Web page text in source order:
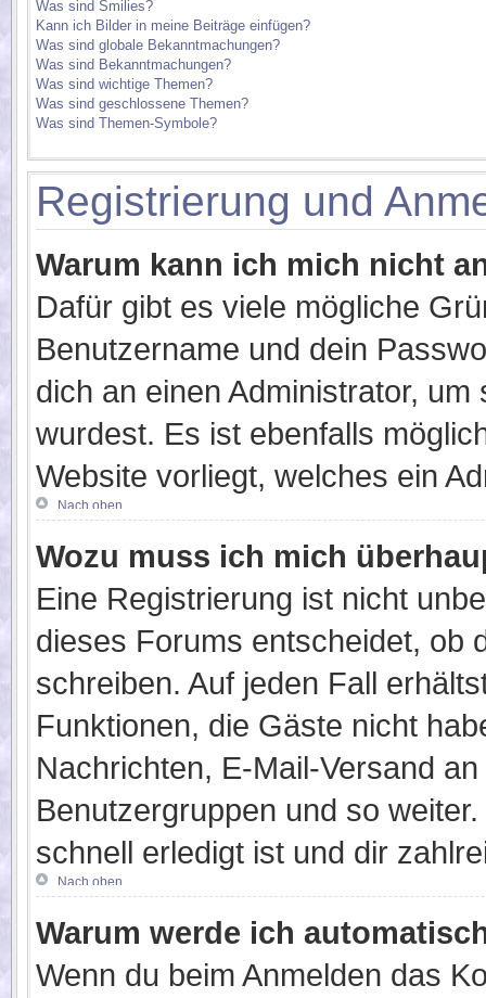
Was sind Smilies?
Kann ich Bilder in meine Beiträge einfügen?
Was sind globale Bekanntmachungen?
Was sind Bekanntmachungen?
Was sind wichtige Themen?
Was sind geschlossene Themen?
Was sind Themen-Symbole?
Registrierung und
Warum kann ich mich nicht
Dafür gibt es viele mögliche
Benutzername und dein
dich an einen Administrator,
wurdest. Es ist ebenfalls
Website vorliegt, welches ein
Nach oben
Wozu muss ich mich
Eine Registrierung ist nicht
dieses Forums entscheidet, ob
schreiben. Auf jeden Fall
Funktionen, die Gäste nicht
Nachrichten, E-Mail-Versand
Benutzergruppen und so
schnell erledigt ist und dir
Nach oben
Warum werde ich
Wenn du beim Anmelden das